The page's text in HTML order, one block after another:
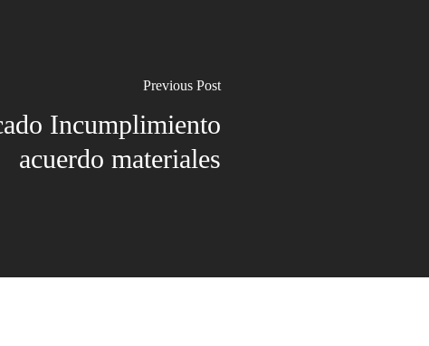
Previous Post
Incumplimiento
acuerdo materiales